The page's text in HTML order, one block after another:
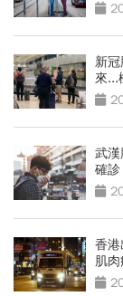
新
來...
武
確診
香
肌